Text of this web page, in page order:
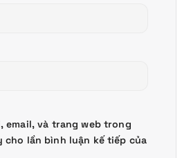
email, và trang web trong
lần bình luận kế tiếp của